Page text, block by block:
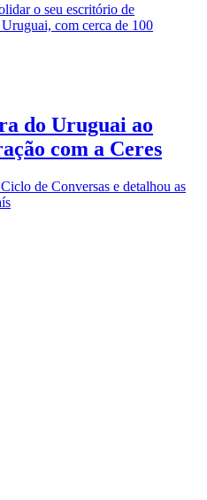
o seu escritório de
com cerca de 100
do Uruguai ao
com a Ceres
de Conversas e detalhou as